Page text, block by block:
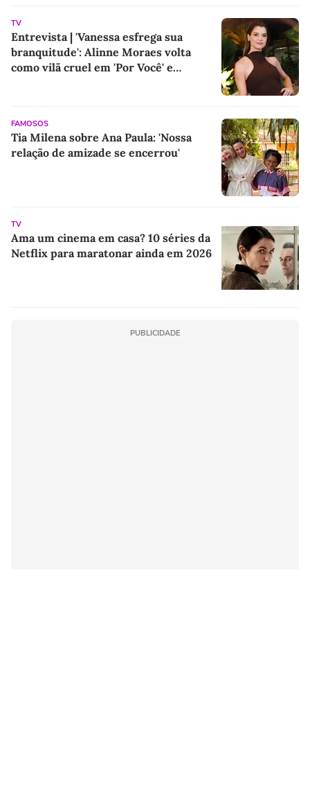
TV
Entrevista | 'Vanessa esfrega sua
branquitude': Alinne Moraes volta
como vilã cruel em 'Por Você' e
FAMOSOS
Tia Milena sobre Ana Paula: 'Nossa
relação de amizade se encerrou'
TV
Ama um cinema em casa? 10 séries da
Netflix para maratonar ainda em 2026
PUBLICIDADE